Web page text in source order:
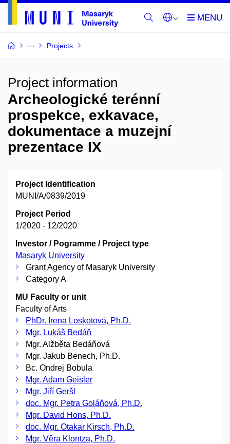
Projects
Project information
Archeologické terénní
prospekce, exkavace,
dokumentace a muzejní
prezentace IX
Project Identification
MUNI/A/0839/2019
Project Period
1/2020 - 12/2020
Investor / Pogramme / Project type
Masaryk University
Grant Agency of Masaryk University
Category A
MU Faculty or unit
Faculty of Arts
PhDr. Irena Loskotová, Ph.D.
Mgr. Lukáš Bedáň
Mgr. Alžběta Bedáňová
Mgr. Jakub Benech, Ph.D.
Bc. Ondrej Bobula
Mgr. Adam Geisler
Mgr. Jiří Geršl
doc. Mgr. Petra Goláňová, Ph.D.
Mgr. David Hons, Ph.D.
doc. Mgr. Otakar Kirsch, Ph.D.
Mgr. Věra Klontza, Ph.D.